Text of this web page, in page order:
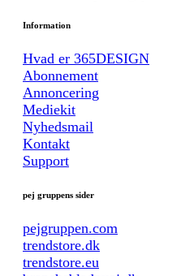
Information
Hvad er 365DESIGN
Abonnement
Annoncering
Mediekit
Nyhedsmail
Kontakt
Support
pej gruppens sider
pejgruppen.com
trendstore.dk
trendstore.eu